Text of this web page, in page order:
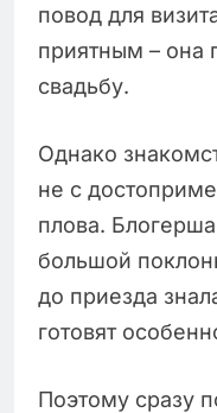
повод для
приятным – она
свадьбу.
Однако
не с
плова.
большой
до приезда
готовят
Поэтому сразу